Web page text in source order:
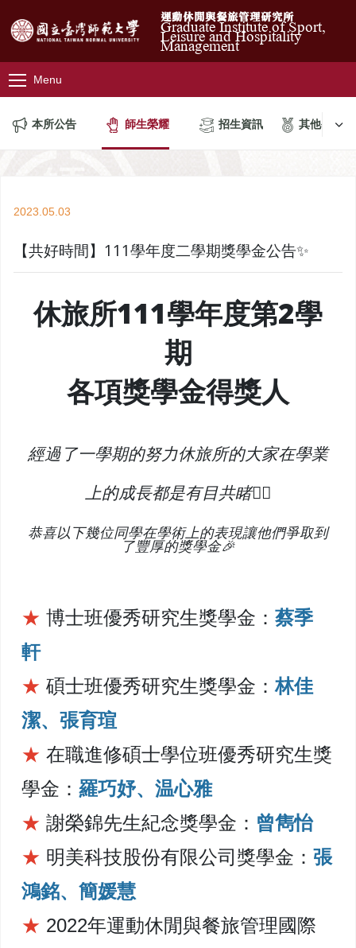
運動休閒與餐旅管理研究所
Graduate Institute of Sport,
Leisure and Hospitality
Management
Menu
本所公告 師生榮耀 招生資訊 其他公告
2023.05.03
【共好時間】111學年度二學期獎學金公告✨
休旅所111學年度第2學
期
各項獎學金得獎人
經過了一學期的努力休旅所的大家在學業
上的成長都是有目共睹👍🏼
恭喜以下幾位同學在學術上的表現讓他們爭取到
了豐厚的獎學金🎉
★ 博士班優秀研究生獎學金： 蔡季
軒
★ 碩士班優秀研究生獎學金：林佳
潔、張育瑄
★ 在職進修碩士學位班優秀研究生獎
學金： 羅巧妤、温心雅
★ 謝榮錦先生紀念獎學金： 曾雋怡
★ 明美科技股份有限公司獎學金： 張
鴻銘、簡媛慧
★ 2022年運動休閒與餐旅管理國際